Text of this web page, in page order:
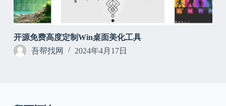
开源免费高度定制Win桌面美化工具
吾帮找网
2024年4月17日